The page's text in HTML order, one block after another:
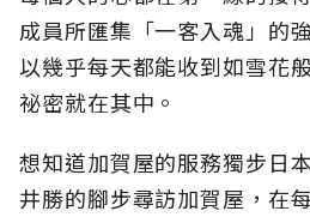
成員所匯集「一客入魂」的
以幾乎每天都能收到如雪花
祕密就在其中。
想知道加賀屋的服務獨步日
井勝的腳步尋訪加賀屋，在